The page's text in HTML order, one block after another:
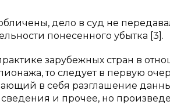
дело в суд не
понесенного убытка [3].
зарубежных стран в
то следует в первую
в себя разглашение
и прочее, но